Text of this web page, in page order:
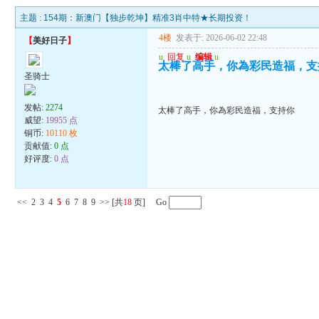
主题 : 154期：新澳门【独步乾坤】精准3肖中特★长期投资！
【美好日子】
圣骑士
发帖:2274
威望: 19955 点
铜币: 10110 枚
贡献值:0 点
好评度:0 点
4楼 发表于: 2026-06-02 22:48
u 回复 u 编辑 u
太棒了高手，你為彩民造福，
太棒了高手，你為彩民造福，支持你
<< 2 3 4 5 6 7 8 9 >> [共18 页] Go